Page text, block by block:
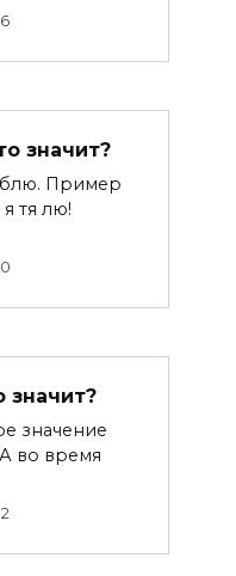
значит?
Пример
тя лю!
значит?
значение
во время